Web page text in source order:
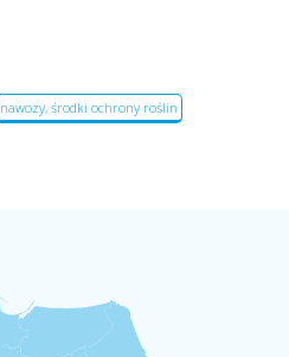
nawozy, środki ochrony roślin